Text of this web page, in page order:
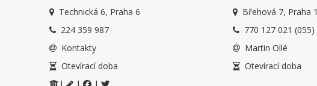
Technická 6, Praha 6
224 359 987
Kontakty
Otevírací doba
Břehová 7, Praha 1
770 127 021 (055)
Martin Ollé
Otevírací doba